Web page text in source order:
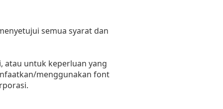
semua syarat dan
atau untuk keperluan yang
menggunakan font